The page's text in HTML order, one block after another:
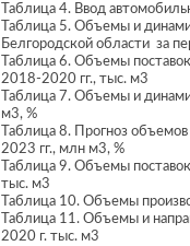
Таблица 4. Ввод
Таблица 5. Объемы и
Белгородской области за
Таблица 6. Объемы
2018-2020 гг., тыс. м3
Таблица 7. Объемы и
м3, %
Таблица 8. Прогноз
2023 гг., млн м3, %
Таблица 9. Объемы
тыс. м3
Таблица 10. Объемы
Таблица 11. Объемы и
2020 г. тыс. м3